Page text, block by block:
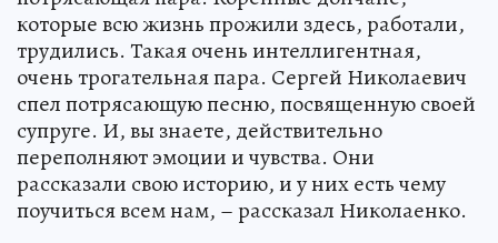
которые всю жизнь прожили здесь, работали,
трудились. Такая очень интеллигентная,
очень трогательная пара. Сергей Николаевич
спел потрясающую песню, посвященную своей
супруге. И, вы знаете, действительно
переполняют эмоции и чувства. Они
рассказали свою историю, и у них есть чему
поучиться всем нам, – рассказал Николаенко.